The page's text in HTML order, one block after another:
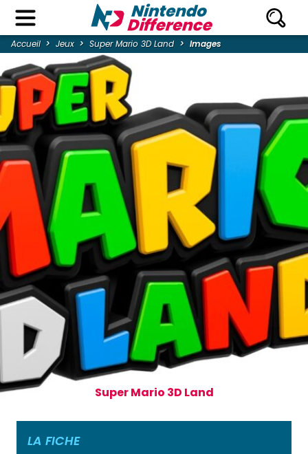
Accueil Jeux Super Mario 3D Land Images
Super Mario 3D Land
LA FICHE